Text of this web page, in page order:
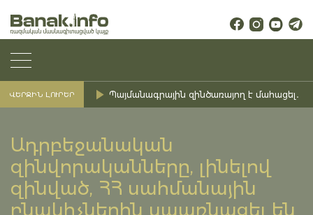
ՎԵՐՋԻՆ ԼՈՒՐԵՐ Պայմանագրային զինծառայող է մահացել․
Ադրբեջանական
զինվորականները, լինելով
զինված, ՀՀ սահմանային
բնակիչներին սպառնացել են